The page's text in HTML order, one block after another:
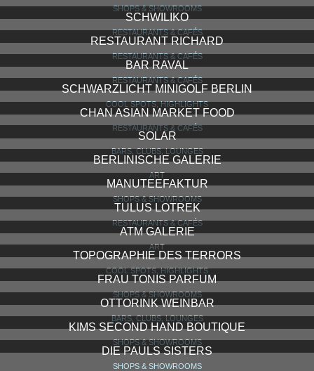
SHOPS & SHOWROOMS
SCHWILIKO
RESTAURANTS & CAFÉS
RESTAURANT RICHARD
RESTAURANTS & CAFÉS
BAR RAVAL
RESTAURANTS & CAFÉS
SCHWARZLICHT MINIGOLF BERLIN
COOL SPOTS, HIGHLIGHTS
CHAN ASIAN MARKET FOOD
RESTAURANTS & CAFÉS
SOLAR
BARS, CLUBS, LOUNGES
BERLINISCHE GALERIE
ART
MANUTEEFAKTUR
SHOPS & SHOWROOMS
TULUS LOTREK
RESTAURANTS & CAFÉS
ATM GALERIE
ART
TOPOGRAPHIE DES TERRORS
COOL SPOTS, HIGHLIGHTS
FRAU TONIS PARFUM
SHOPS & SHOWROOMS
OTTORINK WEINBAR
BARS, CLUBS, LOUNGES
KIMS SECOND HAND BOUTIQUE
SHOPS & SHOWROOMS
DIE PAULS SISTERS
SHOPS & SHOWROOMS